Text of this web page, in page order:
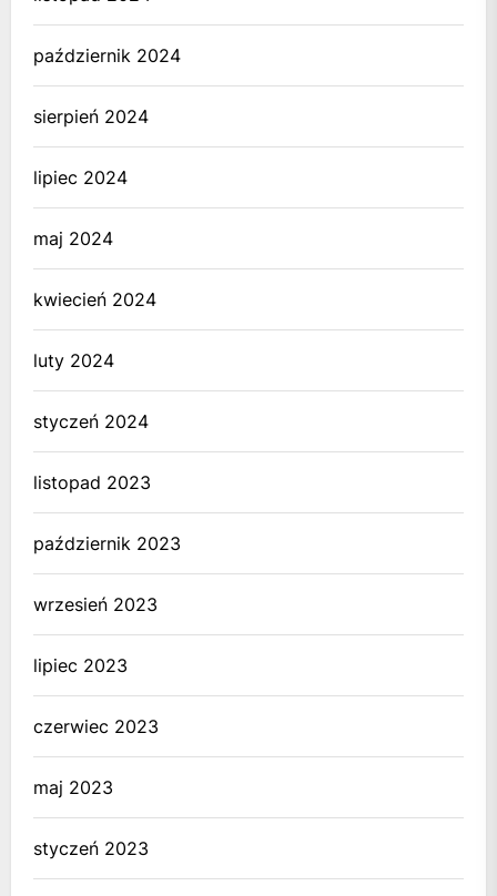
październik 2024
sierpień 2024
lipiec 2024
maj 2024
kwiecień 2024
luty 2024
styczeń 2024
listopad 2023
październik 2023
wrzesień 2023
lipiec 2023
czerwiec 2023
maj 2023
styczeń 2023